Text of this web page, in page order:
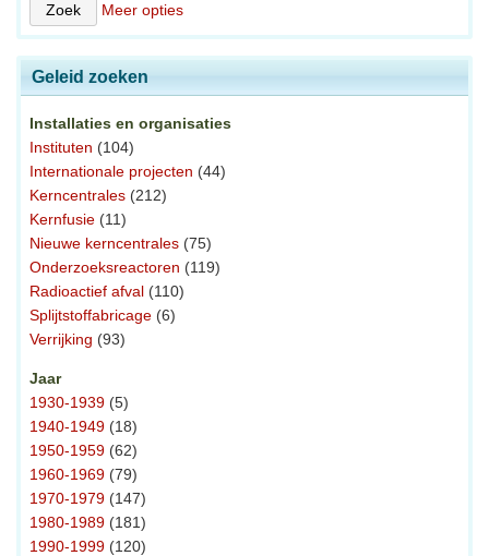
Meer opties
Geleid zoeken
Installaties en organisaties
Instituten (104)
Internationale projecten (44)
Kerncentrales (212)
Kernfusie (11)
Nieuwe kerncentrales (75)
Onderzoeksreactoren (119)
Radioactief afval (110)
Splijtstoffabricage (6)
Verrijking (93)
Jaar
1930-1939 (5)
1940-1949 (18)
1950-1959 (62)
1960-1969 (79)
1970-1979 (147)
1980-1989 (181)
1990-1999 (120)